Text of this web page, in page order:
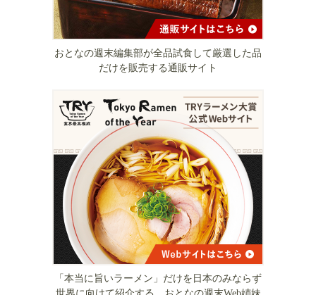
おとなの週末編集部が全品試食して厳選した品
だけを販売する通販サイト
「本当に旨いラーメン」だけを日本のみならず